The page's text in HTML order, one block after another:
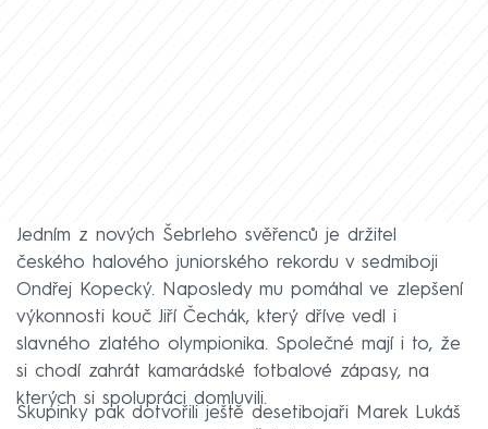
Jedním z nových Šebrleho svěřenců je držitel
českého halového juniorského rekordu v sedmiboji
Ondřej Kopecký. Naposledy mu pomáhal ve zlepšení
výkonnosti kouč Jiří Čechák, který dříve vedl i
slavného zlatého olympionika. Společné mají i to, že
si chodí zahrát kamarádské fotbalové zápasy, na
kterých si spolupráci domluvili.
Skupinky pak dotvořili ještě desetibojaři Marek Lukáš